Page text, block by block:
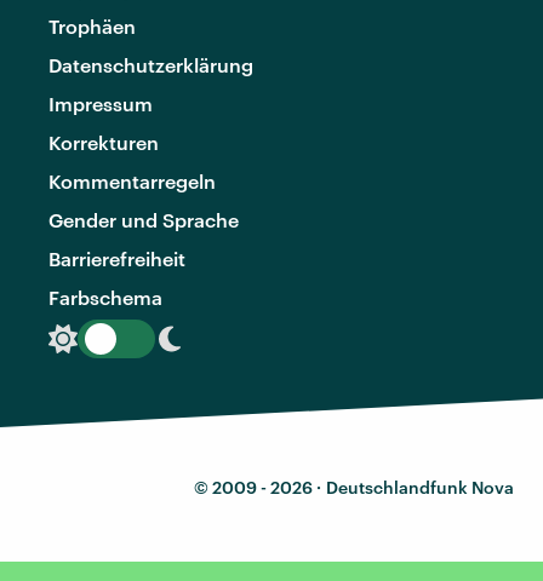
Trophäen
Datenschutzerklärung
Impressum
Korrekturen
Kommentarregeln
Gender und Sprache
Barrierefreiheit
Farbschema
© 2009 - 2026 · Deutschlandfunk Nova